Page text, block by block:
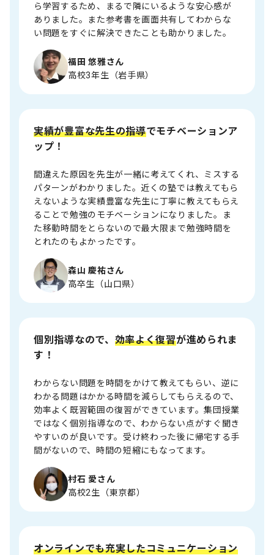
福田 悠雅さん
高校3年生（岩手県）
ら学習するため、まるで隣にいるような安心感が
ありました。また参考書を画面共有してわからな
い問題をすぐに解決できたことも助かりました。
森山 慶祐さん
高卒生（山口県）
実績が豊富な先生の指導でモチベーションア
ップ！
間違えた原因を先生が一緒に考えてくれ、ミスする
パターンがわかりました。近くの塾では教えてもら
えないような実績豊富な先生に丁寧に教えてもらえ
ることで勉強のモチベーションになりました。ま
た移動時間をとらないので最大限まで勉強時間を
とれたのもよかったです。
村石 愛さん
高校2生（東京都）
個別指導なので、 効率よく復習が進められま
す！
わからない問題を時間をかけて教えてもらい、逆に
わかる問題はかかる時間を減らしてもらえるので、
効率よく既習範囲の復習ができています。集団授業
ではなく個別指導なので、わからない点がすぐ聞き
やすいのが良いです。受け終わった後に帰宅する手
間がないので、時間の短縮にもなってます。
オンラインでも充実したコミュニケーション